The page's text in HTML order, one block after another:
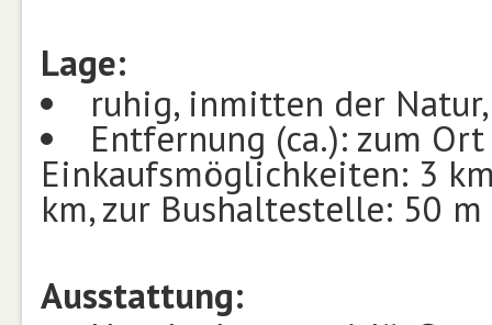
Lage:
ruhig, inmitten der
Entfernung (ca.): zum
Einkaufsmöglichkeiten: 3
km, zur Bushaltestelle: 50 m
Ausstattung: